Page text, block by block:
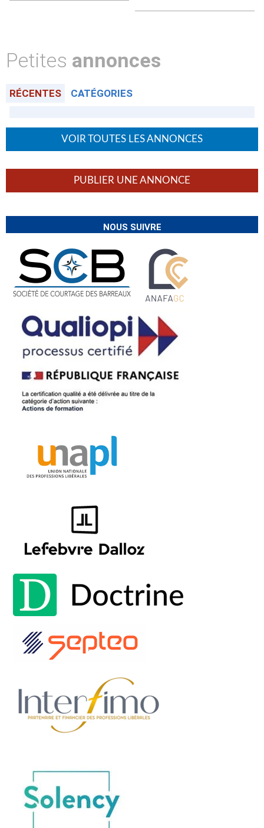
Petites annonces
RÉCENTES CATÉGORIES
VOIR TOUTES LES ANNONCES
PUBLIER UNE ANNONCE
NOUS SUIVRE